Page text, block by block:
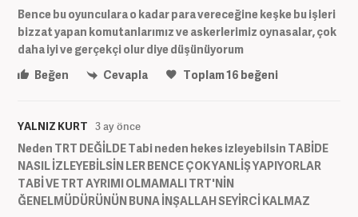
Bence bu oyunculara o kadar para vereceğine keşke bu işleri
bizzat yapan komutanlarımız ve askerlerimiz oynasalar, çok
daha iyi ve gerçekçi olur diye düşünüyorum
Beğen
Cevapla Toplam16 beğeni
YALNIZ KURT 3 ay önce
Neden TRT DEĞİLDE Tabi neden hekes izleyebilsin TABİDE
NASIL İZLEYEBİLSİN LER BENCE ÇOK YANLİŞ YAPIYORLAR
TABİ VE TRT AYRIMI OLMAMALI TRT'NİN
ĞENELMÜDÜRÜNÜN BUNA İNŞALLAH SEYİRCİ KALMAZ